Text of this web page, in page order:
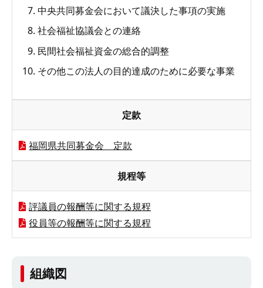
中央共同募金会において議決した事項の実施
社会福祉協議会との連絡
民間社会福祉資金の総合的調整
その他この法人の目的達成のために必要な事業
定款
福岡県共同募金会 定款
規程等
評議員の報酬等に関する規程
役員等の報酬等に関する規程
組織図